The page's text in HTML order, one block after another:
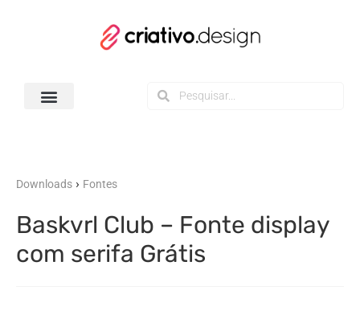
Downloads › Fontes
Baskvrl Club – Fonte display
com serifa Grátis